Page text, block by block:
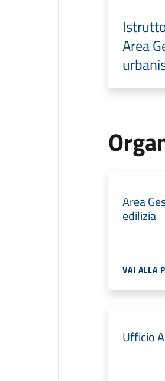
Area
Area
edilizia
VAI ALLA
Ufficio